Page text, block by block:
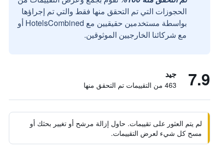
الحجوزات التي تم التحقق منها فقط والتي تم إجراؤها
بواسطة مستخدمين حقيقيين مع HotelsCombined أو
مع شركائنا الخارجيين الموثوقين.
7.9 جيد
463 من التقييمات تم التحقق منها
لم يتم العثور على تقييمات. حاول إزالة مرشح أو تغيير بحثك أو
مسح كل شيء لعرض التقييمات.